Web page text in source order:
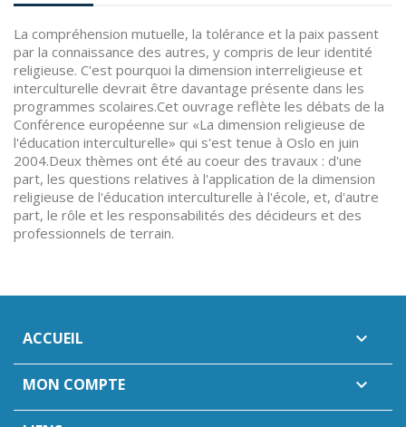
La compréhension mutuelle, la tolérance et la paix passent
par la connaissance des autres, y compris de leur identité
religieuse. C'est pourquoi la dimension interreligieuse et
interculturelle devrait être davantage présente dans les
programmes scolaires.Cet ouvrage reflète les débats de la
Conférence européenne sur «La dimension religieuse de
l'éducation interculturelle» qui s'est tenue à Oslo en juin
2004.Deux thèmes ont été au coeur des travaux : d'une
part, les questions relatives à l'application de la dimension
religieuse de l'éducation interculturelle à l'école, et, d'autre
part, le rôle et les responsabilités des décideurs et des
professionnels de terrain.
ACCUEIL 
MON COMPTE 